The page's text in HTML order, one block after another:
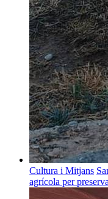
Cultura i Mitjans
agrícola per